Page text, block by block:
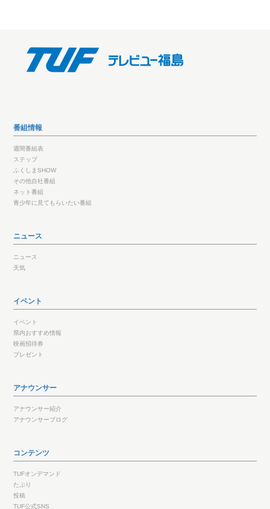
番組情報
週間番組表
ステップ
ふくしまSHOW
その他自社番組
ネット番組
青少年に見てもらいたい番組
ニュース
ニュース
天気
イベント
イベント
県内おすすめ情報
映画招待券
プレゼント
アナウンサー
アナウンサー紹介
アナウンサーブログ
コンテンツ
TUFオンデマンド
たぷり
投稿
TUF公式SNS